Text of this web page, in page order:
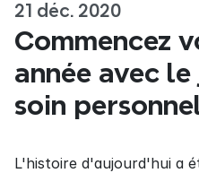
21 déc. 2020
Commencez
année avec
soin
L'histoire d'aujourd'hui a